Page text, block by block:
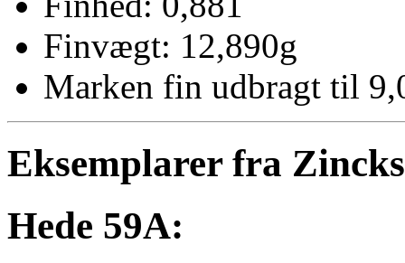
Finvægt: 12,890g
Marken fin udbragt til
Eksemplarer fra
Hede 59A: